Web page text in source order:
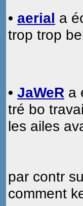
• aerial a
trop trop
• JaWeR a
tré bo
les ailes
par contr
comment